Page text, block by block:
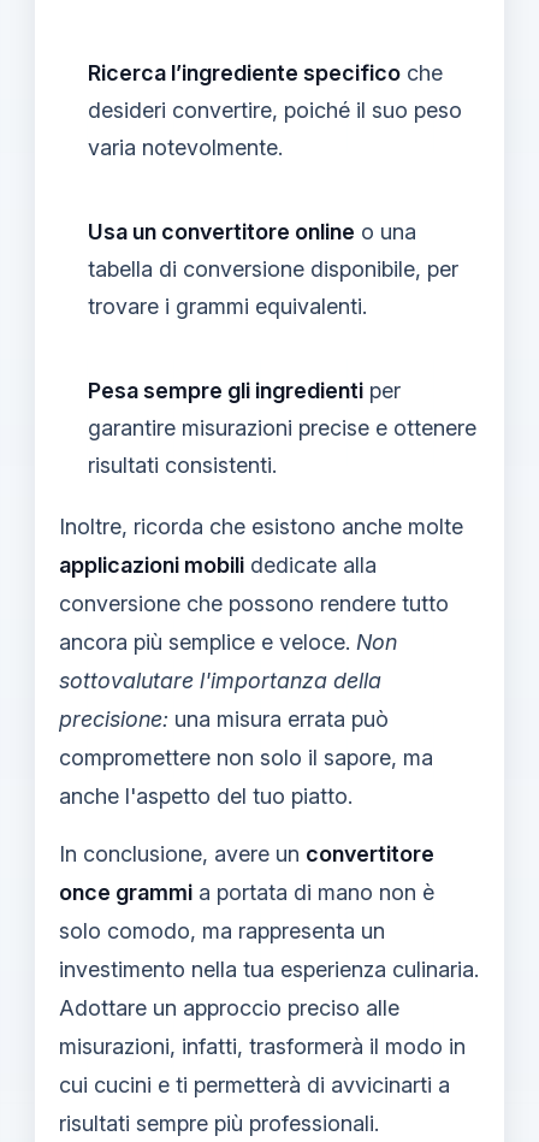
Ricerca l’ingrediente specifico che
desideri convertire, poiché il suo peso
varia notevolmente.
Usa un convertitore online o una
tabella di conversione disponibile, per
trovare i grammi equivalenti.
Pesa sempre gli ingredienti per
garantire misurazioni precise e ottenere
risultati consistenti.
Inoltre, ricorda che esistono anche molte
applicazioni mobili dedicate alla
conversione che possono rendere tutto
ancora più semplice e veloce. Non
sottovalutare l'importanza della
precisione: una misura errata può
compromettere non solo il sapore, ma
anche l'aspetto del tuo piatto.
In conclusione, avere un convertitore
once grammi a portata di mano non è
solo comodo, ma rappresenta un
investimento nella tua esperienza culinaria.
Adottare un approccio preciso alle
misurazioni, infatti, trasformerà il modo in
cui cucini e ti permetterà di avvicinarti a
risultati sempre più professionali.